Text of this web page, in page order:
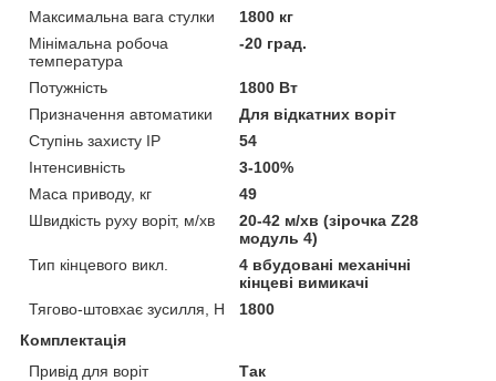
Максимальна вага стулки
1800 кг
Мінімальна робоча
температура
-20 град.
Потужність
1800 Вт
Призначення автоматики
Для відкатних воріт
Ступінь захисту IP
54
Інтенсивність
3-100%
Маса приводу, кг
49
Швидкість руху воріт, м/хв
20-42 м/хв (зірочка Z28
модуль 4)
Тип кінцевого викл.
4 вбудовані механічні
кінцеві вимикачі
Тягово-штовхає зусилля, Н
1800
Комплектація
Привід для воріт
Так